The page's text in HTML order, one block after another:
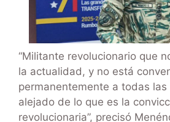
“Militante revolucionario que
la actualidad, y no está
permanentemente a todas
alejado de lo que es la
revolucionaria”, precisó